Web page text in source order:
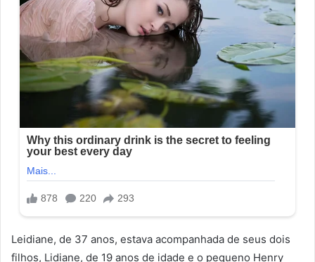
Leidiane, de 37 anos, estava acompanhada de seus dois
filhos, Lidiane, de 19 anos de idade e o pequeno Henry